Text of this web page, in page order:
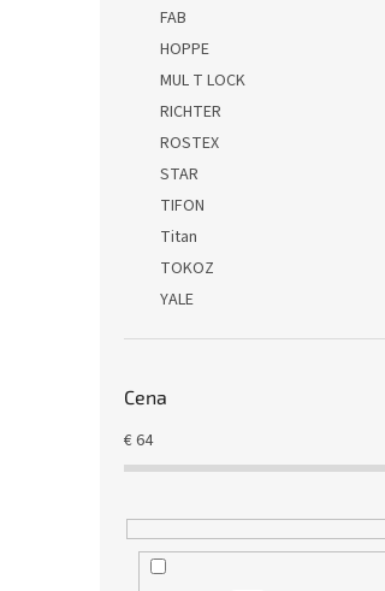
FAB
HOPPE
MUL T LOCK
RICHTER
ROSTEX
STAR
TIFON
Titan
TOKOZ
YALE
Cena
€64